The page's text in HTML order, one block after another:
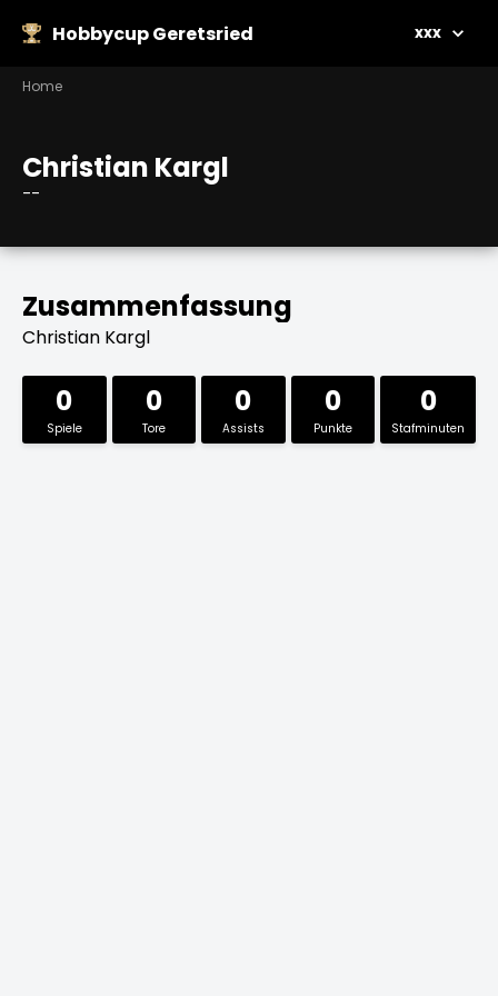
Hobbycup Geretsried xxx
Home
Christian Kargl
--
Zusammenfassung
Christian Kargl
0
Spiele
0
Tore
0
Assists
0
Punkte
0
Stafminuten